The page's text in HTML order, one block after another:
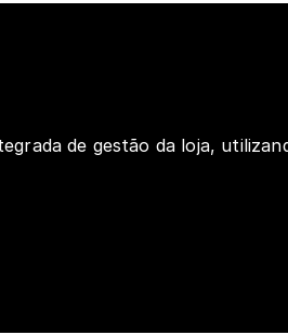
de gestão da loja,